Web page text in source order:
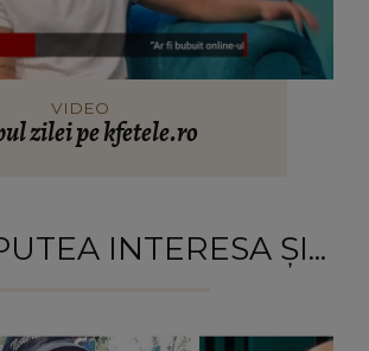
VIDEO
zilei pe kfetele.ro
INTERESA ȘI...